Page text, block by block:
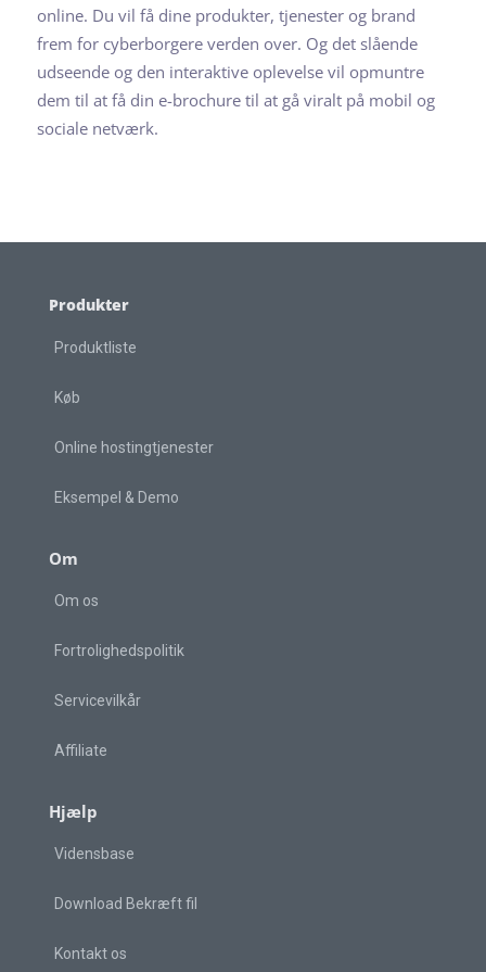
online. Du vil få dine produkter, tjenester og brand
frem for cyberborgere verden over. Og det slående
udseende og den interaktive oplevelse vil opmuntre
dem til at få din e-brochure til at gå viralt på mobil og
sociale netværk.
Produkter
Produktliste
Køb
Online hostingtjenester
Eksempel & Demo
Om
Om os
Fortrolighedspolitik
Servicevilkår
Affiliate
Hjælp
Vidensbase
Download Bekræft fil
Kontakt os